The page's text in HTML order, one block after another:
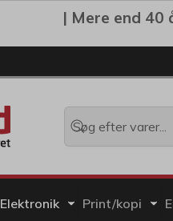
| Mere end 40
Elektronik Print/kopi